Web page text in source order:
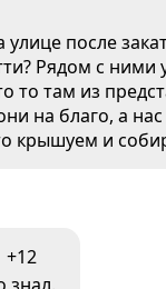
после
Рядом с ними
то там из
на благо, а нас
крышуем и
+12